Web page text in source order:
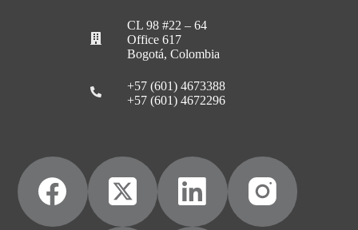
CL 98 #22 – 64
Office 617
Bogotá, Colombia
+57 (601) 4673388
+57 (601) 4672296